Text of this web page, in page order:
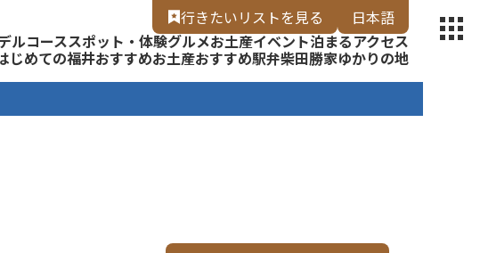
【福いろ】
行きたいリストを見る
日本語
English
ルコーススポット・体験グルメお土産イベント泊まるアクセス
じめての福井おすすめお土産おすすめ駅弁柴田勝家ゆかりの地